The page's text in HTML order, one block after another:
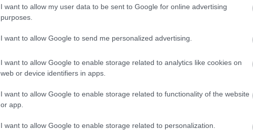
I want to allow my user data to be sent to Google for online advertising
purposes.
I want to allow Google to send me personalized advertising.
I want to allow Google to enable storage related to analytics like cookies on
web or device identifiers in apps.
I want to allow Google to enable storage related to functionality of the website
or app.
I want to allow Google to enable storage related to personalization.